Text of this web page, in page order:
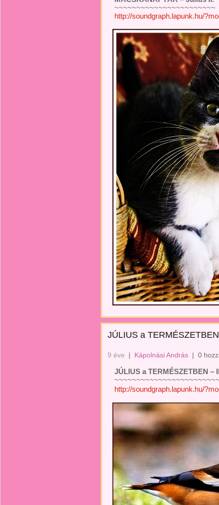
~~~~~~~~~~~~~~~~~~~~~~~
http://soundgraph.lapunk.hu/
JÚLIUS a
9 éve | Kápolnási András | 0
JÚLIUS a TERMÉSZETBEN –
http://soundgraph.lapunk.hu/